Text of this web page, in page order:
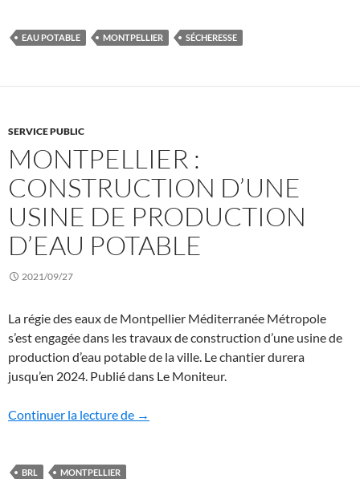
EAU POTABLE MONTPELLIER SÉCHERESSE
SERVICE PUBLIC
MONTPELLIER :
CONSTRUCTION D’UNE
USINE DE PRODUCTION
D’EAU POTABLE
2021/09/27
La régie des eaux de Montpellier Méditerranée Métropole
s’est engagée dans les travaux de construction d’une usine de
production d’eau potable de la ville. Le chantier durera
jusqu’en 2024. Publié dans Le Moniteur.
Continuer la lecture de Montpellier : construction d’une usine
→
BRL MONTPELLIER